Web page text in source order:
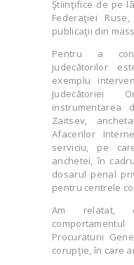
Ştiinţifice de pe
Federaţiei
publicaţii din
Pentru a
judecătorilor
exemplu
Judecătoriei
instrumentarea
Zaitsev,
Afacerilor
serviciu, pe
anchetei, în
dosarul penal
pentru centrele
Am relatat,
Procuraturii
corupţie, în care